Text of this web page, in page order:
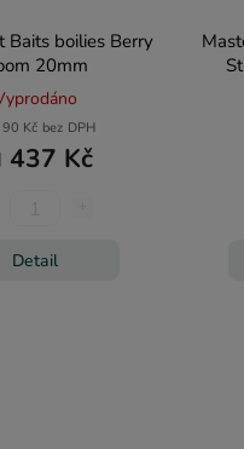
Baits boilies Berry
20mm
Kč bez DPH
437 Kč
Detail